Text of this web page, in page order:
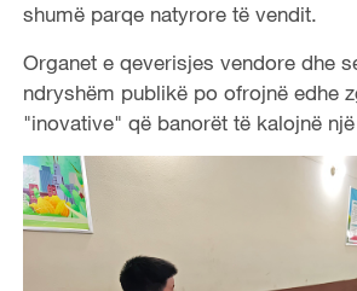
shumë parqe natyrore të vendit.
Organet e qeverisjes vendore dhe
ndryshëm publikë po ofrojnë edhe
"inovative" që banorët të kalojnë